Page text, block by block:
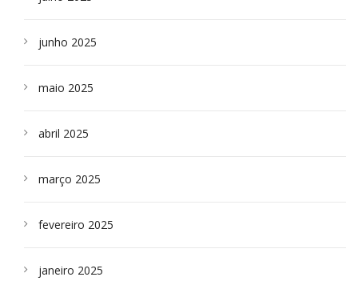
junho 2025
maio 2025
abril 2025
março 2025
fevereiro 2025
janeiro 2025